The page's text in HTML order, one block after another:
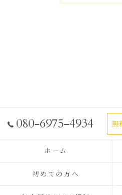
080-6975-4934 無
ホーム
初めての方へ